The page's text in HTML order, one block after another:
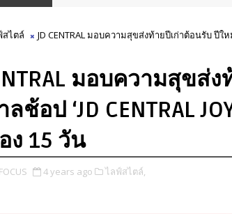
สไตล์
JD CENTRAL มอบความสุขส่งท้ายปีเก่าต้อนรับ ปีให
มอบความสุขส่
ช้อป ‘JD CENTRAL
ง 15 วัน
4 years ago ไลฟ์สไตล์,